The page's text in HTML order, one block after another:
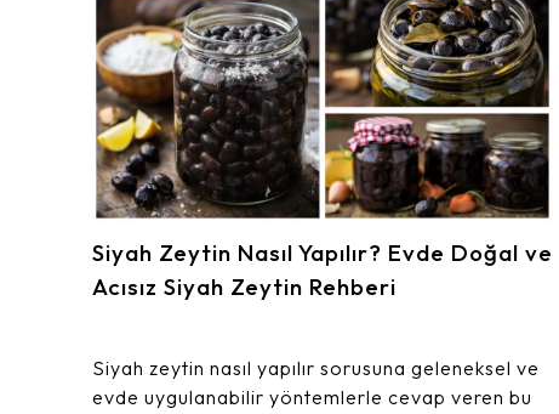
Siyah Zeytin Nasıl Yapılır? Evde Doğal ve
Acısız Siyah Zeytin Rehberi
Siyah zeytin nasıl yapılır sorusuna geleneksel ve
evde uygulanabilir yöntemlerle cevap veren bu